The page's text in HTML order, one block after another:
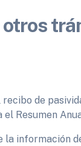
de
Resumen
la información